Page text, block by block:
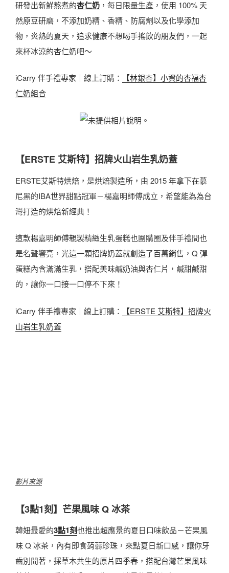
研發出新鮮熬煮的杏仁奶 ，每日限量生產，使用 100% 天
然原豆研磨，不添加奶精、香精、防腐劑以及化學添加
物，炎熱的夏天，追求健康不想喝手搖飲的朋友們，一起
來杯冰涼的杏仁奶吧～
iCarry 伴手禮專家｜線上訂購：
【林銀杏】小資的杏福杏
仁奶組合
【ERSTE 艾斯特】招牌火山岩生乳奶蓋
ERSTE艾斯特烘焙，是烘焙製造所，由 2015 年拿下在慕
尼黑的IBA世界甜點冠軍－楊嘉明師傅成立，希望能為為台
灣打造的烘焙新經典！
這款楊嘉明師傅親製精緻生乳蛋糕也團購圈及伴手禮間也
是名聲響亮，光這一顆招牌奶蓋就創造了百萬銷售，Q 彈
蛋糕內含滿滿生乳，搭配美味鹹奶油與杏仁片，鹹甜鹹甜
的，讓你一口接一口停不下來！
iCarry 伴手禮專家｜線上訂購：
【ERSTE 艾斯特】招牌火
山岩生乳奶蓋
影片來源
【3點1刻】芒果風味 Q 冰茶
韓妞最愛的3點1刻也推出超應景的夏日口味飲品－芒果風
味 Q 冰茶，內有即食蒟蒻珍珠，來點夏日新口感，讓你牙
齒別閒著，採草木共生的原片四季春，搭配台灣芒果風味